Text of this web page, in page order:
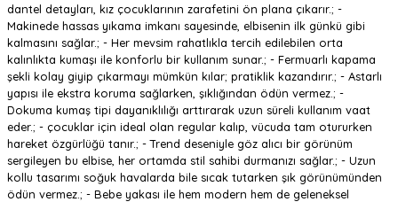
dantel detayları, kız çocuklarının zarafetini ön plana çıkarır.; -
Makinede hassas yıkama imkanı sayesinde, elbisenin ilk günkü gibi
kalmasını sağlar.; - Her mevsim rahatlıkla tercih edilebilen orta
kalınlıkta kumaşı ile konforlu bir kullanım sunar.; - Fermuarlı kapama
şekli kolay giyip çıkarmayı mümkün kılar; pratiklik kazandırır.; - Astarlı
yapısı ile ekstra koruma sağlarken, şıklığından ödün vermez.; -
Dokuma kumaş tipi dayanıklılığı arttırarak uzun süreli kullanım vaat
eder.; - çocuklar için ideal olan regular kalıp, vücuda tam otururken
hareket özgürlüğü tanır.; - Trend deseniyle göz alıcı bir görünüm
sergileyen bu elbise, her ortamda stil sahibi durmanızı sağlar.; - Uzun
kollu tasarımı soğuk havalarda bile sıcak tutarken şık görünümünden
ödün vermez.; - Bebe yakası ile hem modern hem de geleneksel